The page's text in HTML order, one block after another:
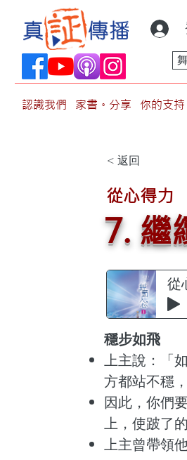
認識我們 家書。分享 你的支持
< 返回
從心得力
7. 繼
從
穩步如飛
上主說：「
方都站不穩
因此，你們
上，使跛了
上主曾帶領